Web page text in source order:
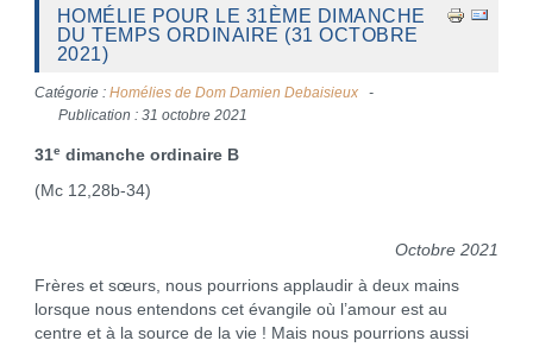
HOMÉLIE POUR LE 31ÈME DIMANCHE
DU TEMPS ORDINAIRE (31 OCTOBRE
2021)
Catégorie : Homélies de Dom Damien Debaisieux
Publication : 31 octobre 2021
31edimanche ordinaire B
(Mc 12,28b-34)
Octobre 2021
Frères et sœurs, nous pourrions applaudir à deux mains
lorsque nous entendons cet évangile où l’amour est au
centre et à la source de la vie ! Mais nous pourrions aussi